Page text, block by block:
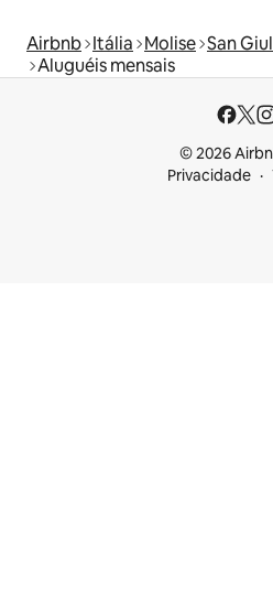
Airbnb Itália Molise San
Aluguéis mensais
© 2026
Privacidade